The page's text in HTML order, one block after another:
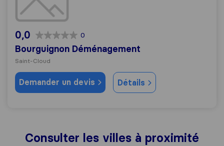
0,0 0
Bourguignon Déménagement
Saint-Cloud
Demander un devis Détails
Consulter les villes à proximité